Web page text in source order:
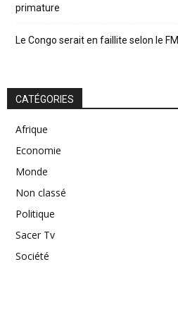
primature
Le Congo serait en faillite selon le FMI
CATÉGORIES
Afrique
Economie
Monde
Non classé
Politique
Sacer Tv
Société